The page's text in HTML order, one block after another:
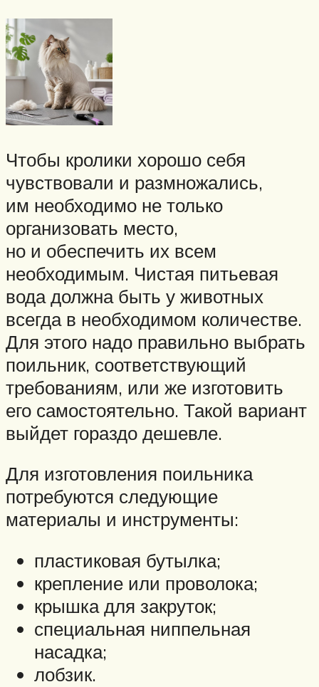
Чтобы кролики хорошо себя
чувствовали и размножались,
им необходимо не только
организовать место,
но и обеспечить их всем
необходимым. Чистая питьевая
вода должна быть у животных
всегда в необходимом количестве.
Для этого надо правильно выбрать
поильник, соответствующий
требованиям, или же изготовить
его самостоятельно. Такой вариант
выйдет гораздо дешевле.
Для изготовления поильника
потребуются следующие
материалы и инструменты:
пластиковая бутылка;
крепление или проволока;
крышка для закруток;
специальная ниппельная
насадка;
лобзик.